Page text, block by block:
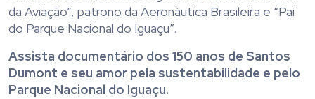
da Aviação”, patrono da Aeronáutica Brasileira e “Pai
do Parque Nacional do Iguaçu”.
Assista documentário dos 150 anos de Santos
Dumont e seu amor pela sustentabilidade e pelo
Parque Nacional do Iguaçu.